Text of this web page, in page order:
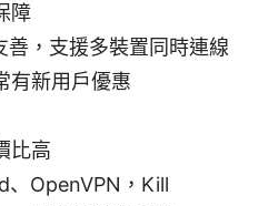
障
善，支援多裝置同時連線
有新用戶優惠
比高
、OpenVPN，Kill